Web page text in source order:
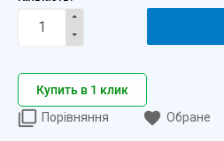
Купить в 1 клик
Порівняння
Обране